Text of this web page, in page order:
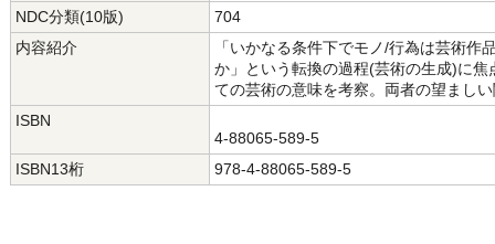
NDC分類(10版)
704
内容紹介
「いかなる条件下でモノ/行為は芸術
か」という転換の過程(芸術の生成)に
ての芸術の意味を考察。両者の望まし
ISBN
4-88065-589-5
ISBN13桁
978-4-88065-589-5